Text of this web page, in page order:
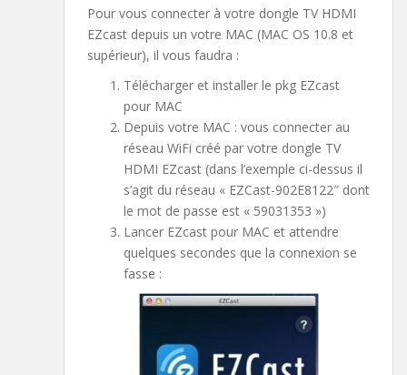
Pour vous connecter à votre dongle TV HDMI
EZcast depuis un votre MAC (MAC OS 10.8 et
supérieur), il vous faudra :
Télécharger et installer le pkg EZcast
pour MAC
Depuis votre MAC : vous connecter au
réseau WiFi créé par votre dongle TV
HDMI EZcast (dans l’exemple ci-dessus il
s’agit du réseau « EZCast-902E8122″ dont
le mot de passe est « 59031353 »)
Lancer EZcast pour MAC et attendre
quelques secondes que la connexion se
fasse :